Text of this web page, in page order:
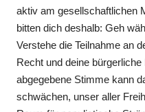
aktiv am gesellschaftlichen
bitten dich deshalb: Geh
Verstehe die Teilnahme an
Recht und deine
abgegebene Stimme kann
schwächen, unser aller